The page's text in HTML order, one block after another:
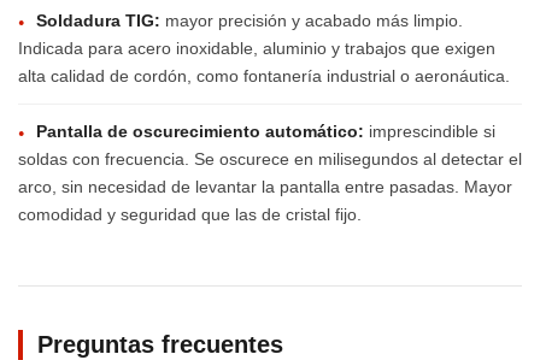
● Soldadura TIG: mayor precisión y acabado más limpio.
Indicada para acero inoxidable, aluminio y trabajos que exigen
alta calidad de cordón, como fontanería industrial o aeronáutica.
● Pantalla de oscurecimiento automático: imprescindible si
soldas con frecuencia. Se oscurece en milisegundos al detectar el
arco, sin necesidad de levantar la pantalla entre pasadas. Mayor
comodidad y seguridad que las de cristal fijo.
Preguntas frecuentes